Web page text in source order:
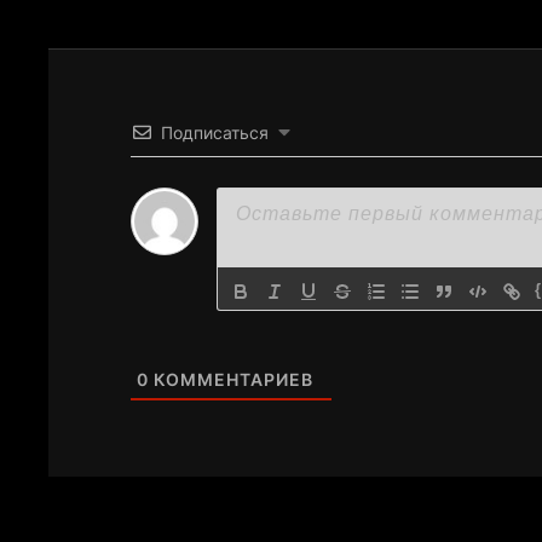
Подписаться
0 КОММЕНТАРИЕВ